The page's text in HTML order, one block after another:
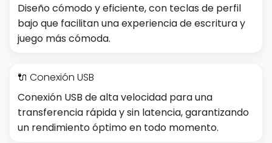
Diseño cómodo y eficiente, con teclas de perfil
bajo que facilitan una experiencia de escritura y
juego más cómoda.
🔌 Conexión USB
Conexión USB de alta velocidad para una
transferencia rápida y sin latencia, garantizando
un rendimiento óptimo en todo momento.